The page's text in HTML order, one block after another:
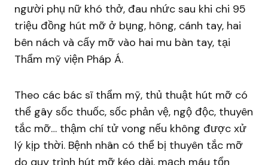
người phụ nữ khó thở, đau nhức sau khi chi 95
triệu đồng hút mỡ ở bụng, hông, cánh tay, hai
bên nách và cấy mỡ vào hai mu bàn tay, tại
Thẩm mỹ viện Pháp Á.
Theo các bác sĩ thẩm mỹ, thủ thuật hút mỡ có
thể gây sốc thuốc, sốc phản vệ, ngộ độc, thuyên
tắc mỡ… thậm chí tử vong nếu không được xử
lý kịp thời. Bệnh nhân có thể bị thuyên tắc mỡ
do quy trình hút mỡ kéo dài, mạch máu tổn